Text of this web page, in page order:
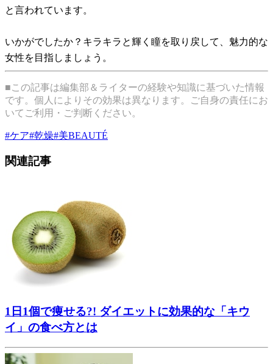
と言われています。
いかがでしたか？キラキラと輝く瞳を取り戻して、魅力的な
女性を目指しましょう。
■この記事は編集部＆ライターの経験や知識に基づいた情報
です。個人によりその効果は異なります。ご自身の責任にお
いてご利用・ご判断ください。
#ケア#乾燥#美BEAUTÉ
関連記事
1日1個で痩せる?! ダイエットに効果的な「キウ
イ」の食べ方とは